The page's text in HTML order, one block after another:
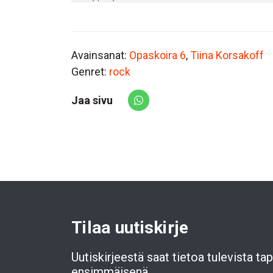
Avainsanat: Opaskoira 6,Tiina Korsakoff
Genret: rock
Jaa sivu
Share via Whatsapp
Tilaa uutiskirje
Uutiskirjeestä saat tietoa tulevista